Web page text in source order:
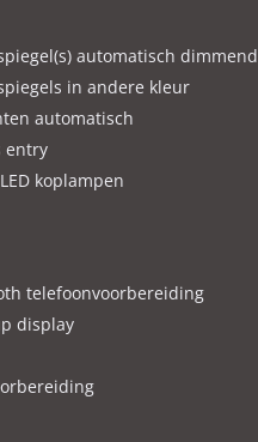
automatisch dimmend
in andere kleur
automatisch
entry
koplampen
telefoonvoorbereiding
display